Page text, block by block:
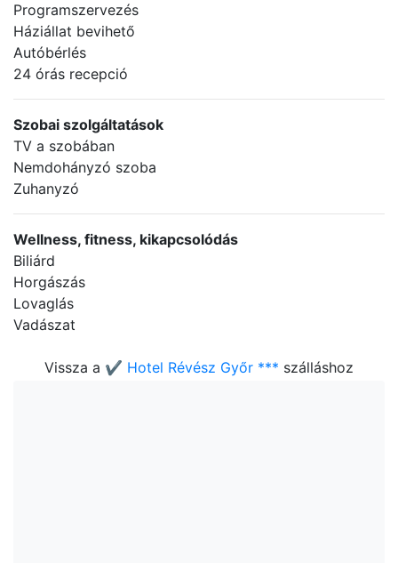
Programszervezés
Háziállat bevihető
Autóbérlés
24 órás recepció
Szobai szolgáltatások
TV a szobában
Nemdohányzó szoba
Zuhanyzó
Wellness, fitness, kikapcsolódás
Biliárd
Horgászás
Lovaglás
Vadászat
Vissza a ✔️ Hotel Révész Győr *** szálláshoz